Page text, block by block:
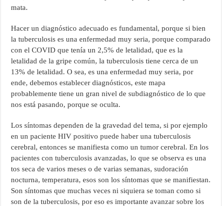
mata.
Hacer un diagnóstico adecuado es fundamental, porque si bien
la tuberculosis es una enfermedad muy seria, porque comparado
con el COVID que tenía un 2,5% de letalidad, que es la
letalidad de la gripe común, la tuberculosis tiene cerca de un
13% de letalidad. O sea, es una enfermedad muy seria, por
ende, debemos establecer diagnósticos, este mapa
probablemente tiene un gran nivel de subdiagnóstico de lo que
nos está pasando, porque se oculta.
Los síntomas dependen de la gravedad del tema, si por ejemplo
en un paciente HIV positivo puede haber una tuberculosis
cerebral, entonces se manifiesta como un tumor cerebral. En los
pacientes con tuberculosis avanzadas, lo que se observa es una
tos seca de varios meses o de varias semanas, sudoración
nocturna, temperatura, esos son los síntomas que se manifiestan.
Son síntomas que muchas veces ni siquiera se toman como si
son de la tuberculosis, por eso es importante avanzar sobre los